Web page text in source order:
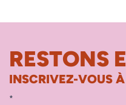
RESTONS
INSCRIVEZ-VOUS
*